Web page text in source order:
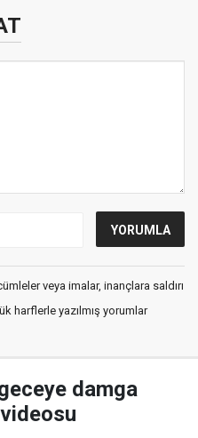
veya imalar, inançlara saldırı
harflerle yazılmış yorumlar
damga